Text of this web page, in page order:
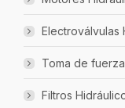
Electroválvulas
Toma de fuerza
Filtros